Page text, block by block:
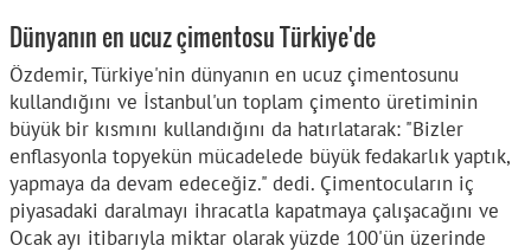
Dünyanın en ucuz çimentosu Türkiye'de
Özdemir, Türkiye'nin dünyanın en ucuz çimentosunu
kullandığını ve İstanbul'un toplam çimento üretiminin
büyük bir kısmını kullandığını da hatırlatarak: "Bizler
enflasyonla topyekün mücadelede büyük fedakarlık yaptık,
yapmaya da devam edeceğiz." dedi. Çimentocuların iç
piyasadaki daralmayı ihracatla kapatmaya çalışacağını ve
Ocak ayı itibarıyla miktar olarak yüzde 100'ün üzerinde